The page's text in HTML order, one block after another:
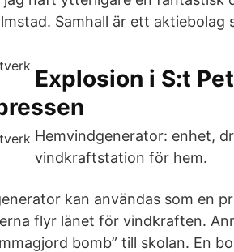
Samhall är ett aktiebolag
Explosion i S:t
Hemvindgenerator: enhet,
vindkraftstation för hem.
kan användas som en
flyr länet för vindkraften.
bomb” till skolan. En